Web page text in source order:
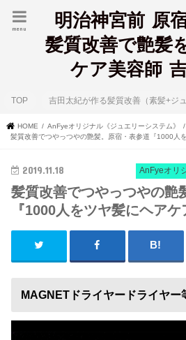
明治神宮前 原
髪質改善で艶髪
ケア美容師
menu
TOP 吉田太紀が作る髪質改善（素髪+ジ
HOME
AnFyeオリジナル《ジュエリーシステム》
髪質改善でつやっつやの艶髪。原宿・表参道『1000人
AnFyeオリ
2019.11.18
髪質改善でつやっつやの艶
『1000人をツヤ髪にヘアケ
MAGNETドライヤードライヤー